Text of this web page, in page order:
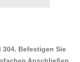
Befestigen Sie